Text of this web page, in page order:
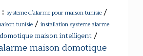
systeme d'alarme pour maison tunisie /
tunisie / installation systeme alarme
domotique maison intelligent/
maison domotique